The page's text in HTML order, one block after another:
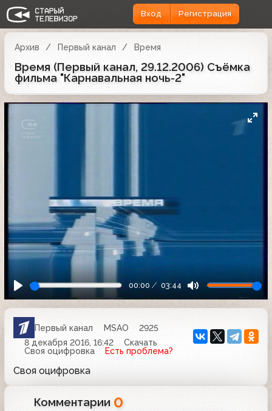
Вход Регистрация
Архив Первый канал Время
Время (Первый канал, 29.12.2006) Съёмка
фильма "Карнавальная ночь-2"
00:00 03:44
Первый канал MSAO
2925
8 декабря 2016, 16:42
Скачать
Своя оцифровка
Есть проблема?
Своя оцифровка
Комментарии 0